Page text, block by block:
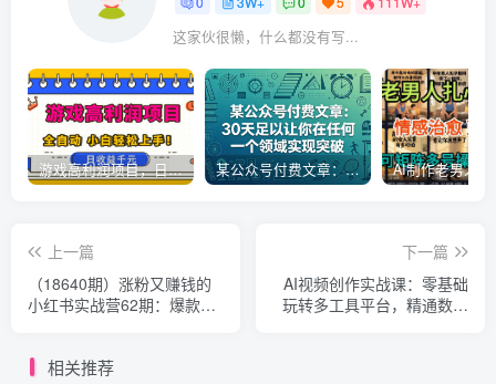
这家伙很懒，什么都没有写...
游戏高利润项目，日收益1k+，全自动，无需值守，解放双手，小白轻松上手【揭秘】 某公众号付费文章：30天足以让你在任何一个领域实现突破
上一篇
（18640期）涨粉又赚钱的
小红书实战营62期：爆款封
下一篇
AI视频创作实战课：零基础
玩转多工具平台，精通数字
相关推荐